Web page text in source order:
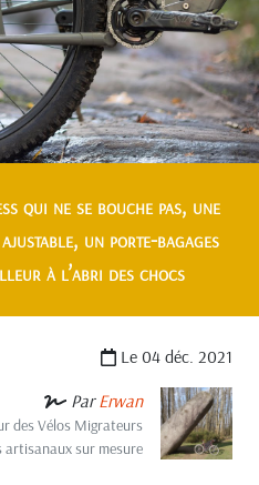
qui ne se bouche pas, une
un porte-bagages
à l’abri des chocs
Le 04 déc. 2021
ParErwan
des Vélos Migrateurs
artisanaux sur mesure